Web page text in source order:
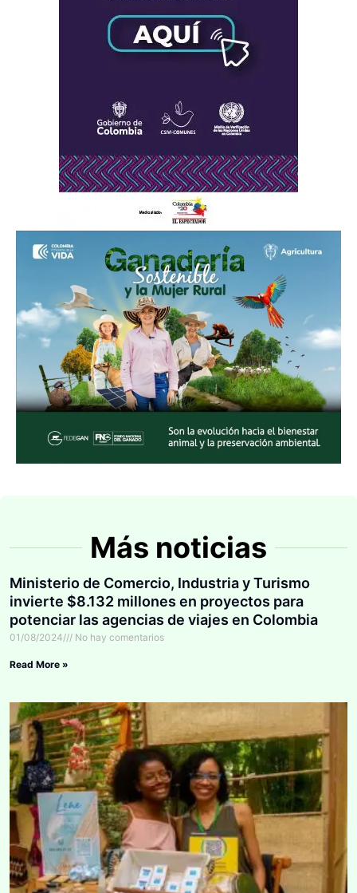
Más noticias
Ministerio de Comercio, Industria y Turismo
invierte $8.132 millones en proyectos para
potenciar las agencias de viajes en Colombia
01/08/2024 No hay comentarios
Read More »